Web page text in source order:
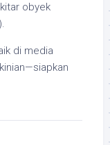
obyek
di media